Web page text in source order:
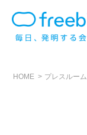
HOME プレスルーム